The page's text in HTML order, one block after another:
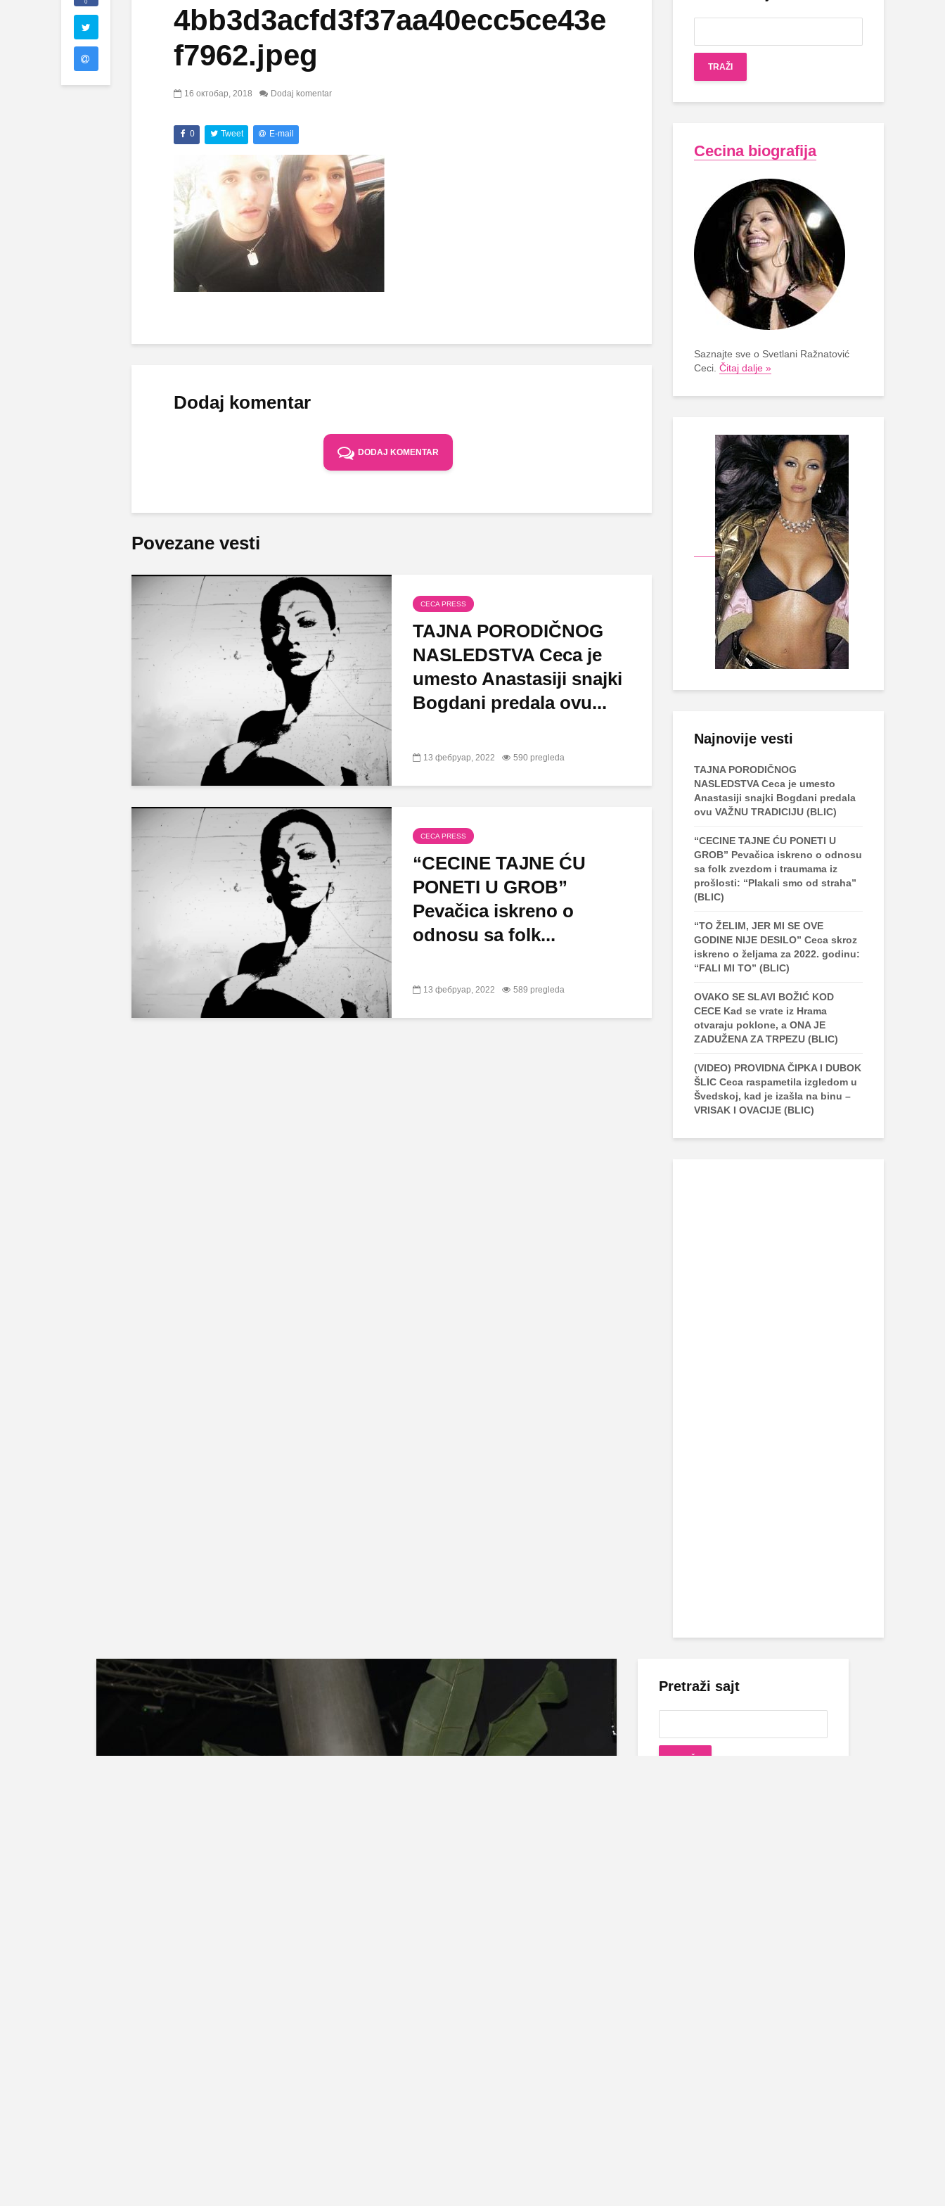
4bb3d3acfd3f37aa40ecc5ce43e
f7962.jpeg
16 октобар, 2018 Dodaj komentar
0 Tweet E-mail
Dodaj komentar
DODAJ KOMENTAR
Povezane vesti
CECA PRESS
TAJNA PORODIČNOG
NASLEDSTVA Ceca je
umesto Anastasiji snajki
Bogdani predala ovu...
13 фебруар, 2022 590 pregleda
CECA PRESS
“CECINE TAJNE ĆU
PONETI U GROB”
Pevačica iskreno o
odnosu sa folk...
13 фебруар, 2022 589 pregleda
Cecina biografija
Saznajte sve o Svetlani Ražnatović
Ceci. Čitaj dalje »
Najnovije vesti
TAJNA PORODIČNOG
NASLEDSTVA Ceca je umesto
Anastasiji snajki Bogdani predala
ovu VAŽNU TRADICIJU (BLIC)
“CECINE TAJNE ĆU PONETI U
GROB” Pevačica iskreno o odnosu
sa folk zvezdom i traumama iz
prošlosti: “Plakali smo od straha”
(BLIC)
“TO ŽELIM, JER MI SE OVE
GODINE NIJE DESILO” Ceca skroz
iskreno o željama za 2022. godinu:
“FALI MI TO” (BLIC)
OVAKO SE SLAVI BOŽIĆ KOD
CECE Kad se vrate iz Hrama
otvaraju poklone, a ONA JE
ZADUŽENA ZA TRPEZU (BLIC)
(VIDEO) PROVIDNA ČIPKA I DUBOK
ŠLIC Ceca raspametila izgledom u
Švedskoj, kad je izašla na binu –
VRISAK I OVACIJE (BLIC)
Pretraži sajt